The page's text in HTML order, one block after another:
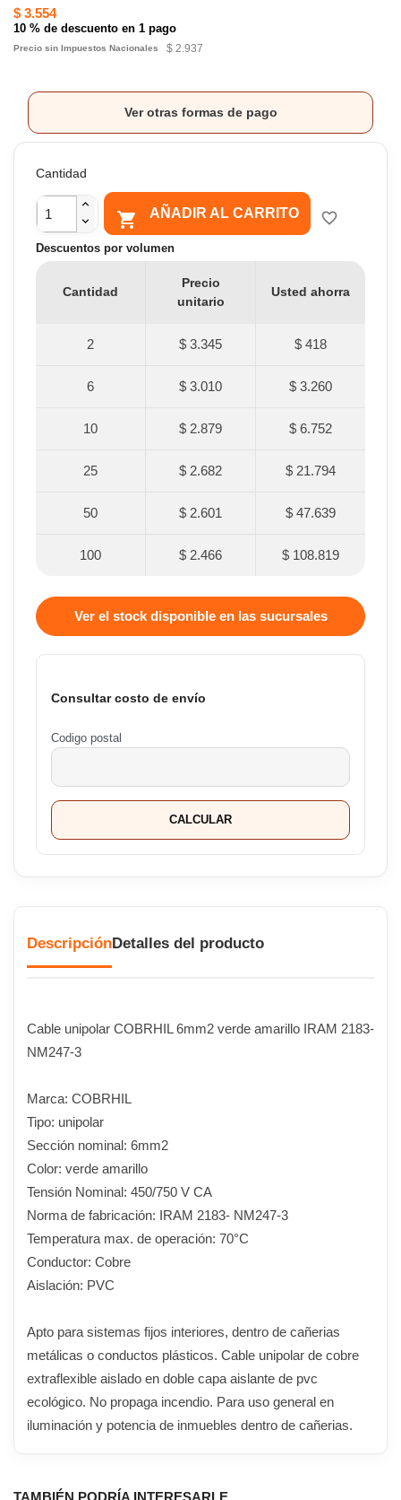
$ 3.554
10 % de descuento en 1 pago
Precio sin Impuestos Nacionales $ 2.937
Ver otras formas de pago
Cantidad
 AÑADIR AL CARRITO favorite_border
Descuentos por volumen
Cantidad
Precio
unitario
Usted ahorra
2 $ 3.345 $ 418
6 $ 3.010 $ 3.260
10 $ 2.879 $ 6.752
25 $ 2.682 $ 21.794
50 $ 2.601 $ 47.639
100 $ 2.466 $ 108.819
Ver el stock disponible en las sucursales
Consultar costo de envío
Codigo postal
CALCULAR
DescripciónDetalles del producto
Cable unipolar COBRHIL 6mm2 verde amarillo IRAM 2183-
NM247-3
Marca: COBRHIL
Tipo: unipolar
Sección nominal: 6mm2
Color: verde amarillo
Tensión Nominal: 450/750 V CA
Norma de fabricación: IRAM 2183- NM247-3
Temperatura max. de operación: 70°C
Conductor: Cobre
Aislación: PVC
Apto para sistemas fijos interiores, dentro de cañerias
metálicas o conductos plásticos. Cable unipolar de cobre
extraflexible aislado en doble capa aislante de pvc
ecológico. No propaga incendio. Para uso general en
iluminación y potencia de inmuebles dentro de cañerias.
TAMBIÉN PODRÍA INTERESARLE